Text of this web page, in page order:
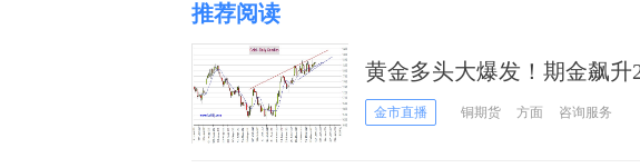
推荐阅读
黄金多头大爆发！期金飙升
黄金、白银、原油和铜最新
金市直播 铜期货 方面 咨询服务